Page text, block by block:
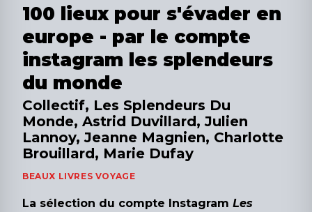
100 lieux pour s'évader en
europe - par le compte
instagram les splendeurs
du monde
Collectif, Les Splendeurs Du
Monde, Astrid Duvillard, Julien
Lannoy, Jeanne Magnien, Charlotte
Brouillard, Marie Dufay
BEAUX LIVRES VOYAGE
La sélection du compte Instagram Les